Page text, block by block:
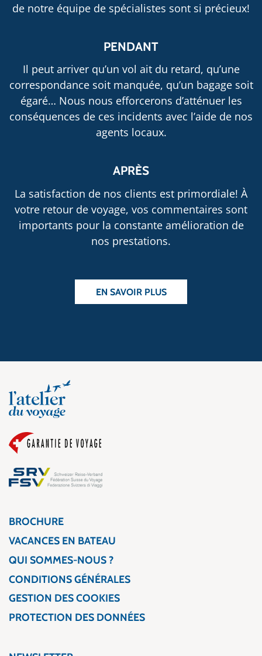
de notre équipe de spécialistes sont si précieux!
PENDANT
Il peut arriver qu’un vol ait du retard, qu’une
correspondance soit manquée, qu’un bagage soit
égaré… Nous nous efforcerons d’atténuer les
conséquences de ces incidents avec l’aide de nos
agents locaux.
APRÈS
La satisfaction de nos clients est primordiale! À
votre retour de voyage, vos commentaires sont
importants pour la constante amélioration de
nos prestations.
EN SAVOIR PLUS
BROCHURE
VACANCES EN BATEAU
QUI SOMMES-NOUS ?
CONDITIONS GÉNÉRALES
GESTION DES COOKIES
PROTECTION DES DONNÉES